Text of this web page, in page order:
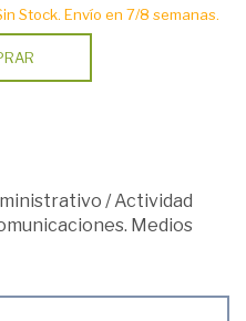
Stock. Envío en 7/8 semanas.
/Actividad
Medios